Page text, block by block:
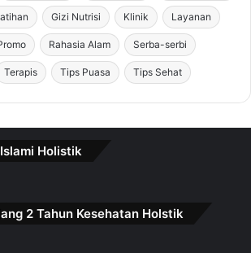
Gizi Nutrisi Klinik Layanan
Rahasia Alam Serba-serbi
Terapis Tips Puasa Tips Sehat
Holistik
2 Tahun Kesehatan Holstik